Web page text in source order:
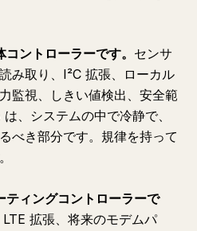
ントローラーです。 センサ
み取り、I²C 拡張、ローカル
監視、しきい値検出、安全範
、システムの中で冷静で、
べき部分です。規律を持って
ィングコントローラーで
拡張、将来のモデムパ